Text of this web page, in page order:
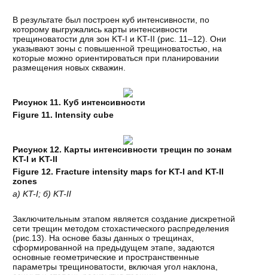
В результате был построен куб интенсивности, по
которому выгружались карты интенсивности
трещиноватости для зон KT-I и KT-II (рис. 11–12). Они
указывают зоны с повышенной трещиноватостью, на
которые можно ориентироваться при планировании
размещения новых скважин.
Рисунок 11. Куб интенсивности
Figure 11. Intensity cube
Рисунок 12. Карты интенсивности трещин по зонам
KT-I и KT-II
Figure 12. Fracture intensity maps for KT-I and KT-II
zones
а) KT-I; б) KT-II
Заключительным этапом является создание дискретной
сети трещин методом стохастического распределения
(рис.13). На основе базы данных о трещинах,
сформированной на предыдущем этапе, задаются
основные геометрические и пространственные
параметры трещиноватости, включая угол наклона,